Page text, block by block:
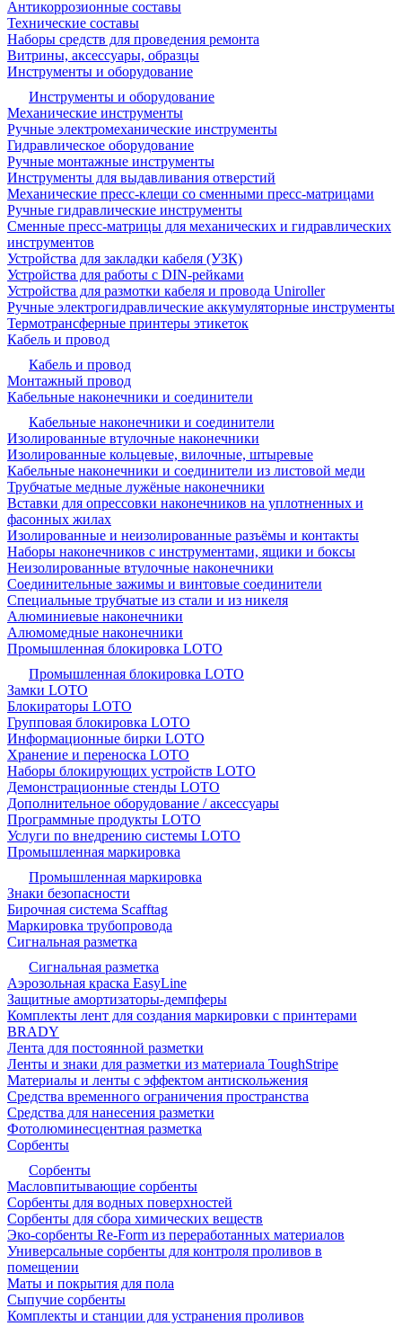
Антикоррозионные составы
Технические составы
Наборы средств для проведения ремонта
Витрины, аксессуары, образцы
Инструменты и оборудование
Инструменты и оборудование
Механические инструменты
Ручные электромеханические инструменты
Гидравлическое оборудование
Ручные монтажные инструменты
Инструменты для выдавливания отверстий
Механические пресс-клещи со сменными пресс-матрицами
Ручные гидравлические инструменты
Сменные пресс-матрицы для механических и гидравлических
инструментов
Устройства для закладки кабеля (УЗК)
Устройства для работы с DIN-рейками
Устройства для размотки кабеля и провода Uniroller
Ручные электрогидравлические аккумуляторные инструменты
Термотрансферные принтеры этикеток
Кабель и провод
Кабель и провод
Монтажный провод
Кабельные наконечники и соединители
Кабельные наконечники и соединители
Изолированные втулочные наконечники
Изолированные кольцевые, вилочные, штыревые
Кабельные наконечники и соединители из листовой меди
Трубчатые медные лужёные наконечники
Вставки для опрессовки наконечников на уплотненных и
фасонных жилах
Изолированные и неизолированные разъёмы и контакты
Наборы наконечников с инструментами, ящики и боксы
Неизолированные втулочные наконечники
Соединительные зажимы и винтовые соединители
Специальные трубчатые из стали и из никеля
Алюминиевые наконечники
Алюмомедные наконечники
Промышленная блокировка LOTO
Промышленная блокировка LOTO
Замки LOTO
Блокираторы LOTO
Групповая блокировка LOTO
Информационные бирки LOTO
Хранение и переноска LOTO
Наборы блокирующих устройств LOTO
Демонстрационные стенды LOTO
Дополнительное оборудование / аксессуары
Программные продукты LOTO
Услуги по внедрению системы LOTO
Промышленная маркировка
Промышленная маркировка
Знаки безопасности
Бирочная система Scafftag
Маркировка трубопровода
Сигнальная разметка
Сигнальная разметка
Аэрозольная краска EasyLine
Защитные амортизаторы-демпферы
Комплекты лент для создания маркировки с принтерами
BRADY
Лента для постоянной разметки
Ленты и знаки для разметки из материала ToughStripe
Материалы и ленты с эффектом антискольжения
Средства временного ограничения пространства
Средства для нанесения разметки
Фотолюминесцентная разметка
Сорбенты
Сорбенты
Масловпитывающие сорбенты
Сорбенты для водных поверхностей
Сорбенты для сбора химических веществ
Эко-сорбенты Re-Form из переработанных материалов
Универсальные сорбенты для контроля проливов в
помещении
Маты и покрытия для пола
Сыпучие сорбенты
Комплекты и станции для устранения проливов